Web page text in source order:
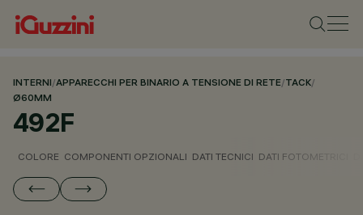
INTERNI/APPARECCHI PER BINARIO A TENSIONE DI RETE/TACK/
Ø60MM
492F
COLORE COMPONENTI OPZIONALI DATI TECNICI DATI FOTOMETRICI